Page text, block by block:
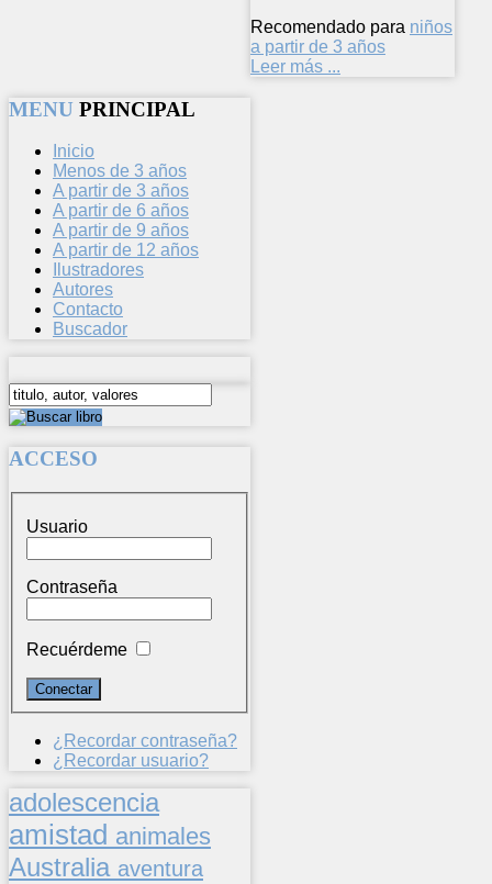
Recomendado para niños
a partir de 3 años
Leer más ...
MENU PRINCIPAL
Inicio
Menos de 3 años
A partir de 3 años
A partir de 6 años
A partir de 9 años
A partir de 12 años
Ilustradores
Autores
Contacto
Buscador
ACCESO
Usuario
Contraseña
Recuérdeme
¿Recordar contraseña?
¿Recordar usuario?
adolescencia
amistad animales
Australia aventura